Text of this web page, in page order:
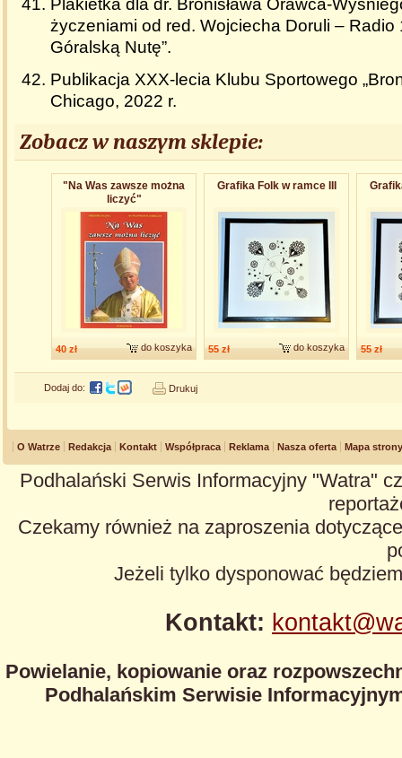
Plakietka dla dr. Bronisława Orawca-
życzeniami od red. Wojciecha Doruli – Radio
Góralską Nutę”.
Publikacja XXX-lecia Klubu Sportowego
Chicago, 2022 r.
Zobacz w naszym sklepie:
"Na Was zawsze można
liczyć"
40 zł do koszyka
Grafika Folk w ramce III
55 zł do koszyka 55 zł
Dodaj do: Drukuj
O Watrze Redakcja Kontakt Współpraca Reklama Nasza oferta Mapa strony
Podhalański Serwis Informacyjny "Watra"
Czekamy również na zaproszenia
Jeżeli tylko dysponować
Kontakt:
Powielanie, kopiowanie oraz
Podhalańskim Serwisie